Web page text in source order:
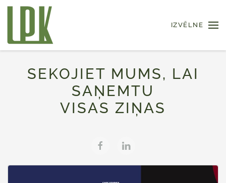
Skip to main content IZVĒLNE
SEKOJIET MUMS, LAI
SAŅEMTU
VISAS ZIŅAS